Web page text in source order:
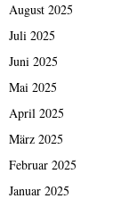
August 2025
Juli 2025
Juni 2025
Mai 2025
April 2025
März 2025
Februar 2025
Januar 2025